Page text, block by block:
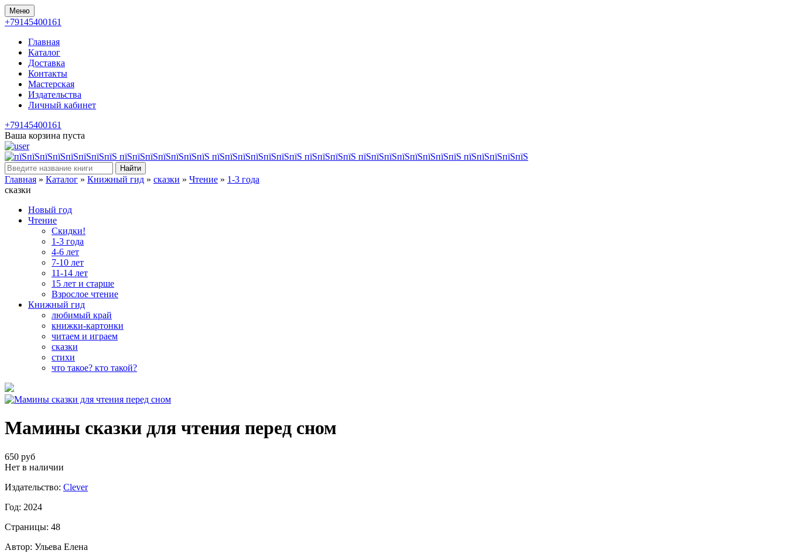
Меню
+79145400161
Главная
Каталог
Доставка
Контакты
Мастерская
Издательства
Личный кабинет
+79145400161
Ваша корзина пуста
Найти
Главная » Каталог » Книжный гид » сказки » Чтение » 1-3 года
сказки
Новый год
Чтение
Скидки!
1-3 года
4-6 лет
7-10 лет
11-14 лет
15 лет и старше
Взрослое чтение
Книжный гид
любимый край
книжки-картонки
читаем и играем
сказки
стихи
что такое? кто такой?
Мамины сказки для чтения перед сном
650 руб
Нет в наличии
Издательство: Clever
Год: 2024
Страницы: 48
Автор: Ульева Елена